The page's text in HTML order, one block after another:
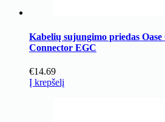
Kabelių sujungimo priedas
Connector EGC
€14.69
Į krepšelį